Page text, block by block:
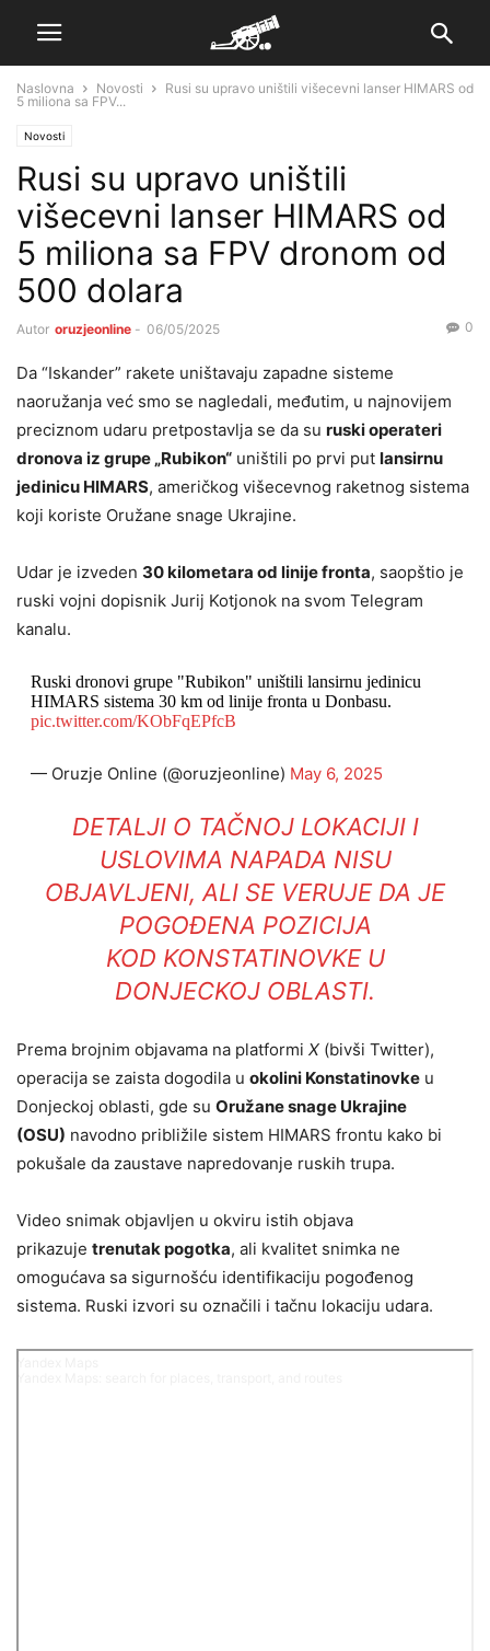
Naslovna Novosti
Rusi su upravo uništili višecevni lanser HIMARS od
5 miliona sa FPV...
Novosti
Rusi su upravo uništili
višecevni lanser HIMARS od
5 miliona sa FPV dronom od
500 dolara
Autor oruzjeonline - 06/05/2025 0
Da “Iskander” rakete uništavaju zapadne sisteme
naoružanja već smo se nagledali, međutim, u najnovijem
preciznom udaru pretpostavlja se da su ruski operateri
dronova iz grupe „Rubikon“ uništili po prvi put lansirnu
jedinicu HIMARS, američkog višecevnog raketnog sistema
koji koriste Oružane snage Ukrajine.
Udar je izveden 30 kilometara od linije fronta, saopštio je
ruski vojni dopisnik Jurij Kotjonok na svom Telegram
kanalu.
Ruski dronovi grupe "Rubikon" uništili lansirnu jedinicu
HIMARS sistema 30 km od linije fronta u Donbasu.
pic.twitter.com/KObFqEPfcB
— Oruzje Online (@oruzjeonline) May 6, 2025
DETALJI O TAČNOJ LOKACIJI I
USLOVIMA NAPADA NISU
OBJAVLJENI, ALI SE VERUJE DA JE
POGOĐENA POZICIJA
KOD KONSTATINOVKE U
DONJECKOJ OBLASTI.
Prema brojnim objavama na platformi X (bivši Twitter),
operacija se zaista dogodila u okolini Konstatinovke u
Donjeckoj oblasti, gde su Oružane snage Ukrajine
(OSU) navodno približile sistem HIMARS frontu kako bi
pokušale da zaustave napredovanje ruskih trupa.
Video snimak objavljen u okviru istih objava
prikazuje trenutak pogotka, ali kvalitet snimka ne
omogućava sa sigurnošću identifikaciju pogođenog
sistema. Ruski izvori su označili i tačnu lokaciju udara.